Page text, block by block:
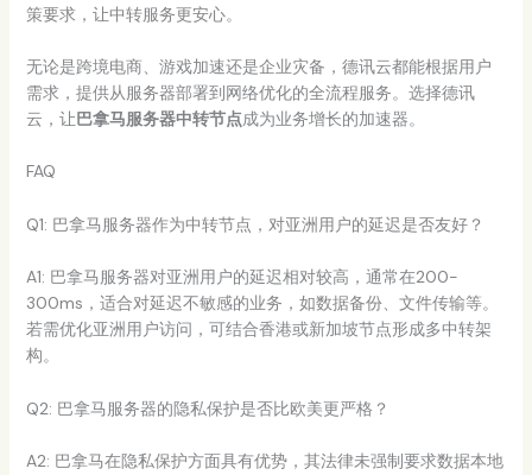
策要求，让中转服务更安心。
无论是跨境电商、游戏加速还是企业灾备，德讯云都能根据用户
需求，提供从服务器部署到网络优化的全流程服务。选择德讯
云，让巴拿马服务器中转节点成为业务增长的加速器。
FAQ
Q1: 巴拿马服务器作为中转节点，对亚洲用户的延迟是否友好？
A1: 巴拿马服务器对亚洲用户的延迟相对较高，通常在200-
300ms，适合对延迟不敏感的业务，如数据备份、文件传输等。
若需优化亚洲用户访问，可结合香港或新加坡节点形成多中转架
构。
Q2: 巴拿马服务器的隐私保护是否比欧美更严格？
A2: 巴拿马在隐私保护方面具有优势，其法律未强制要求数据本地